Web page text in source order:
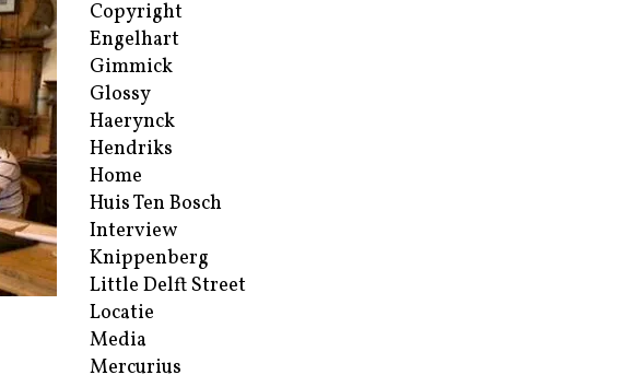
Copyright
Engelhart
Gimmick
Glossy
Haerynck
Hendriks
Home
Huis Ten Bosch
Interview
Knippenberg
Little Delft Street
Locatie
Media
Mercurius